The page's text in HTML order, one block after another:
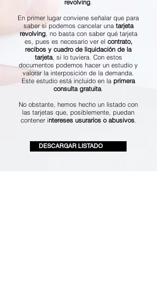
revolving.
En primer lugar conviene señalar que para
saber si podemos cancelar una tarjeta
revolving, no basta con saber qué tarjeta
es, pues es necesario ver el contrato,
recibos y cuadro de liquidación de la
tarjeta, si lo tuviera. Con estos
documentos podemos hacer un estudio y
valorar la interposición de la demanda.
Este estudio está incluido en la primera
consulta gratuita.
No obstante, hemos hecho un listado con
las tarjetas que, posiblemente, puedan
contener intereses usurarios o abusivos.
DESCARGAR LISTADO